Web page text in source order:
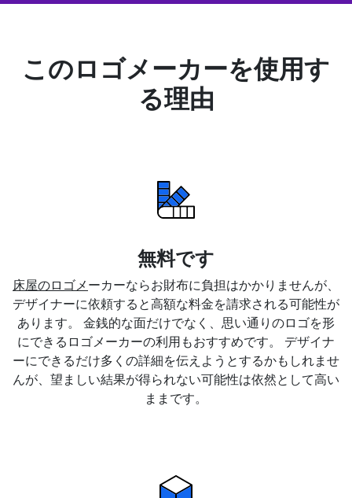
このロゴメーカーを使用す
る理由
無料です
床屋のロゴメ ーカーならお財布に負担はかかりませんが、
デザイナーに依頼すると高額な料金を請求される可能性が
あります。 金銭的な面だけでなく、思い通りのロゴを形
にできるロゴメーカーの利用もおすすめです。 デザイナ
ーにできるだけ多くの詳細を伝えようとするかもしれませ
んが、望ましい結果が得られない可能性は依然として高い
ままです。